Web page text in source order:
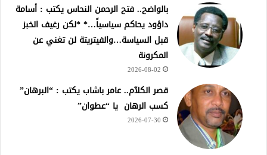
بالواضح.. فتح الرحمن النحاس يكتب : أسامة
داؤود يحاكم سياسياً…* *لكن رغيف الخبز
قبل السياسة…والفيتريتة لن تغني عن
المكرونة
2026-08-02
قصر الكلآم.. عامر باشاب يكتب : “البرهان”
كسب الرهان يا “عطوان”
2026-07-30